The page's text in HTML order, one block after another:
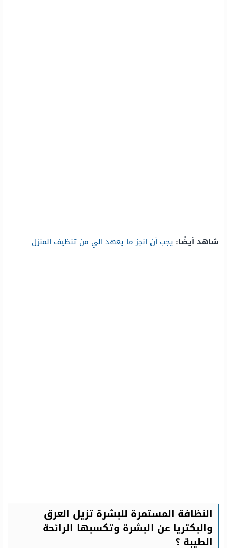
شاهد أيضًا: يجب أن انجز ما يعهد الي من تنظيف المنزل
النظافة المستمرة للبشرة تزيل العرق
والبكتريا عن البشرة وتكسبها الرائحة
الطيبة ؟